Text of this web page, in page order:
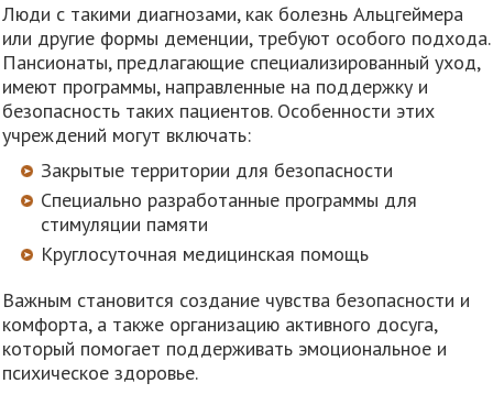
Люди с такими диагнозами, как болезнь Альцгеймера
или другие формы деменции, требуют особого подхода.
Пансионаты, предлагающие специализированный уход,
имеют программы, направленные на поддержку и
безопасность таких пациентов. Особенности этих
учреждений могут включать:
Закрытые территории для безопасности
Специально разработанные программы для
стимуляции памяти
Круглосуточная медицинская помощь
Важным становится создание чувства безопасности и
комфорта, а также организацию активного досуга,
который помогает поддерживать эмоциональное и
психическое здоровье.